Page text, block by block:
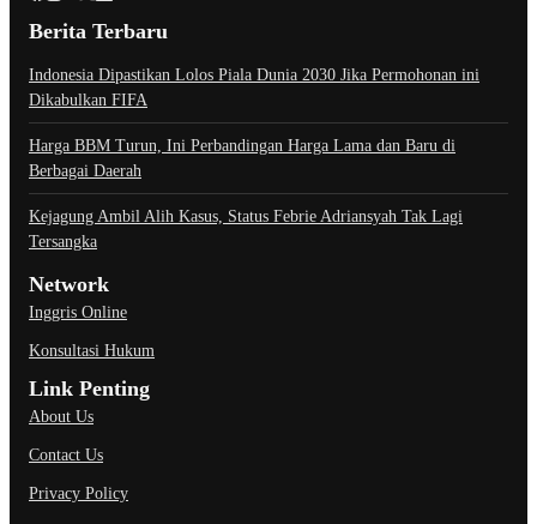
Berita Terbaru
Indonesia Dipastikan Lolos Piala Dunia 2030 Jika Permohonan ini
Dikabulkan FIFA
Harga BBM Turun, Ini Perbandingan Harga Lama dan Baru di
Berbagai Daerah
Kejagung Ambil Alih Kasus, Status Febrie Adriansyah Tak Lagi
Tersangka
Network
Inggris Online
Konsultasi Hukum
Link Penting
About Us
Contact Us
Privacy Policy